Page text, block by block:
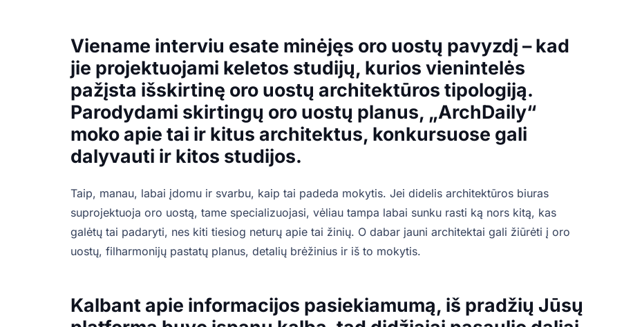
Viename interviu esate minėjęs oro uostų pavyzdį – kad
jie projektuojami keletos studijų, kurios vienintelės
pažįsta išskirtinę oro uostų architektūros tipologiją.
Parodydami skirtingų oro uostų planus, „ArchDaily“
moko apie tai ir kitus architektus, konkursuose gali
dalyvauti ir kitos studijos.
Taip, manau, labai įdomu ir svarbu, kaip tai padeda mokytis. Jei didelis architektūros biuras
suprojektuoja oro uostą, tame specializuojasi, vėliau tampa labai sunku rasti ką nors kitą, kas
galėtų tai padaryti, nes kiti tiesiog neturų apie tai žinių. O dabar jauni architektai gali žiūrėti į oro
uostų, filharmonijų pastatų planus, detalių brėžinius ir iš to mokytis.
Kalbant apie informacijos pasiekiamumą, iš pradžių Jūsų